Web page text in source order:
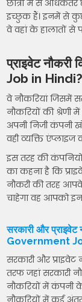
छात्रों में से अधिकतर
इच्छुक हैं। इनमें से
वे वहां के हालातों से
प्राइवेट
Job in
वे नौकरियां जिसमें
नौकरियों की श्रेणी
अपनी निजी कंपनी
वही व्यक्ति एंप्लाइज
इस तरह की
का कहना है कि
नौकरी की तरह
चाहेगा वह आपको
सरकारी और
Government
सरकारी और
तरफ जहां सरकारी
नौकरियों में कंपनी के